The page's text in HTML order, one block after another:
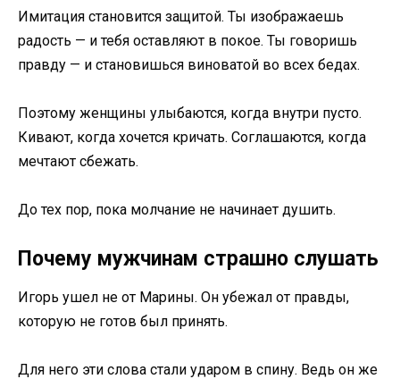
Имитация становится защитой. Ты изображаешь
радость — и тебя оставляют в покое. Ты говоришь
правду — и становишься виноватой во всех бедах.
Поэтому женщины улыбаются, когда внутри пусто.
Кивают, когда хочется кричать. Соглашаются, когда
мечтают сбежать.
До тех пор, пока молчание не начинает душить.
Почему мужчинам страшно слушать
Игорь ушел не от Марины. Он убежал от правды,
которую не готов был принять.
Для него эти слова стали ударом в спину. Ведь он же